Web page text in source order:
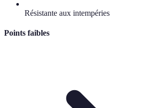
Résistante aux intempéries
Points faibles